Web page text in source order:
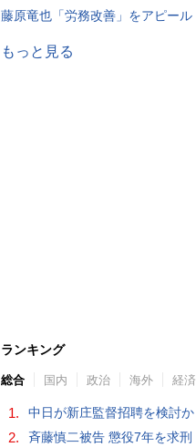
藤原竜也「労務改善」をアピール
もっと見る
ランキング
総合 国内 政治 海外 経済
1. 中日が新庄監督招聘を検討か
2. 斉藤慎二被告 懲役7年を求刑